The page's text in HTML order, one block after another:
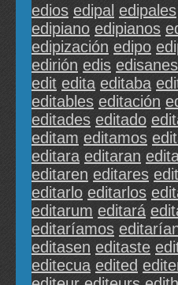
edios edipal edipales
edipiano edipianos
edipización edipo
edirión edis
edit edita editaba
editables editación
editades editado
editam editamos
editara editaran
editaren editares
editarlo editarlos
editarum editará
editaríamos
editasen editaste
editecua edited